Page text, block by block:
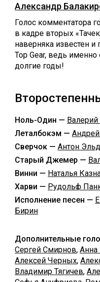
Александр
Голос комментатора
в кадре вторых
наверняка известен
Top Gear, ведь
долгие годы!
Ноль-Один —
Леталбокэм —
Сверчок — Антон
Старый Джемер —
Винни — Наталья
Харви — Рудольф
Исполнение песен —
Бирин
Дополнительные
Сергей Смирнов, Анна
Алексей Черных,
Владимир Тягичев,